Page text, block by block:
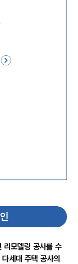
리모델링 공사를 수
세대 주택 공사의